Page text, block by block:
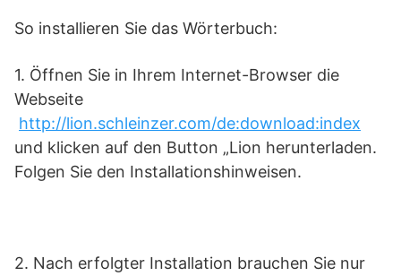
So installieren Sie das Wörterbuch:
1. Öffnen Sie in Ihrem Internet-Browser die
Webseite
http://lion.schleinzer.com/de:download:index
und klicken auf den Button „Lion herunterladen.
Folgen Sie den Installationshinweisen.
2. Nach erfolgter Installation brauchen Sie nur